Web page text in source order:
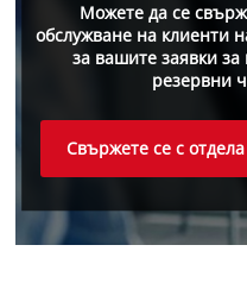
Можете да се
обслужване на клиенти
за вашите заявки
резервни
Свържете се с